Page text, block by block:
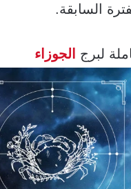
السابقة.
لبرج الجوزاء